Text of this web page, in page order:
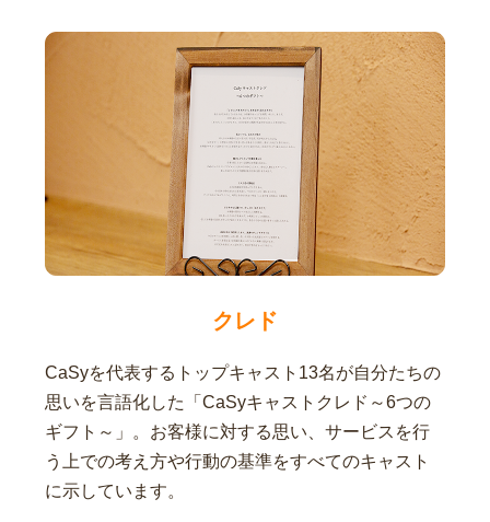
クレド
CaSyを代表するトップキャスト13名が自分たちの
思いを言語化した「CaSyキャストクレド～6つの
ギフト～」。お客様に対する思い、サービスを行
う上での考え方や行動の基準をすべてのキャスト
に示しています。